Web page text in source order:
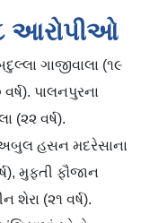
આરોપીઓ
ગાજીવાલા (૧૯
પાલનપુરના
(૨૨ વર્ષ).
અબુલ હસન મદરેસાના
મુફ્તી ફૌજાન
શેરા (૨૧ વર્ષ).